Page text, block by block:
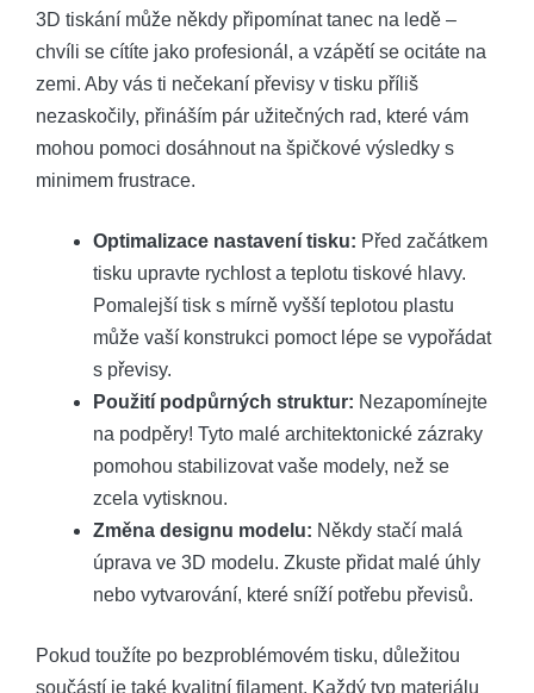
3D tiskání může někdy připomínat tanec na ledě –
chvíli se cítíte jako profesionál, a vzápětí se ocitáte na
zemi. Aby vás ti nečekaní převisy v tisku příliš
nezaskočily, přináším pár užitečných rad, které vám
mohou pomoci dosáhnout na špičkové výsledky s
minimem frustrace.
Optimalizace nastavení tisku: Před začátkem
tisku upravte rychlost a teplotu tiskové hlavy.
Pomalejší tisk s mírně vyšší teplotou plastu
může vaší konstrukci pomoct lépe se vypořádat
s převisy.
Použití podpůrných struktur: Nezapomínejte
na podpěry! Tyto malé architektonické zázraky
pomohou stabilizovat vaše modely, než se
zcela vytisknou.
Změna designu modelu: Někdy stačí malá
úprava ve 3D modelu. Zkuste přidat malé úhly
nebo vytvarování, které sníží potřebu převisů.
Pokud toužíte po bezproblémovém tisku, důležitou
součástí je také kvalitní filament. Každý typ materiálu